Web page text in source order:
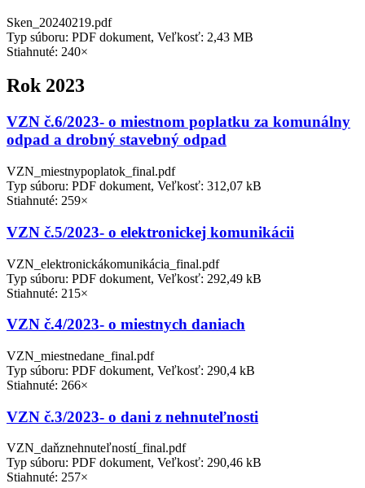
Sken_20240219.pdf
Typ súboru: PDF dokument, Veľkosť: 2,43 MB
Stiahnuté: 240×
Rok 2023
VZN č.6/2023- o miestnom poplatku za komunálny
odpad a drobný stavebný odpad
VZN_miestnypoplatok_final.pdf
Typ súboru: PDF dokument, Veľkosť: 312,07 kB
Stiahnuté: 259×
VZN č.5/2023- o elektronickej komunikácii
VZN_elektronickákomunikácia_final.pdf
Typ súboru: PDF dokument, Veľkosť: 292,49 kB
Stiahnuté: 215×
VZN č.4/2023- o miestnych daniach
VZN_miestnedane_final.pdf
Typ súboru: PDF dokument, Veľkosť: 290,4 kB
Stiahnuté: 266×
VZN č.3/2023- o dani z nehnuteľnosti
VZN_daňznehnuteľností_final.pdf
Typ súboru: PDF dokument, Veľkosť: 290,46 kB
Stiahnuté: 257×